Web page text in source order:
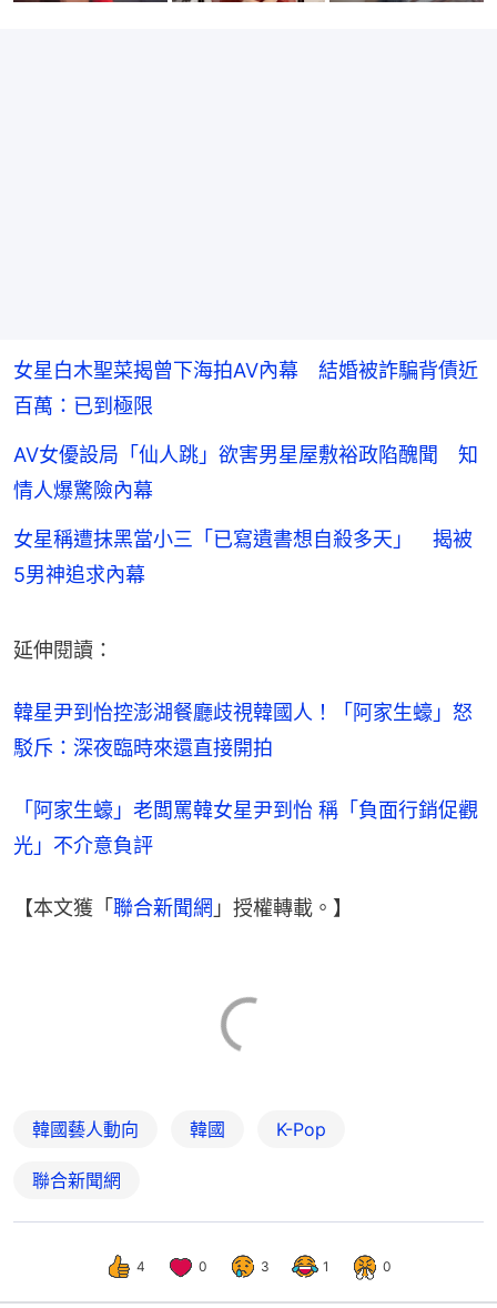
女星白木聖菜揭曾下海拍AV內幕 結婚被詐騙背債近
百萬：已到極限
AV女優設局「仙人跳」欲害男星屋敷裕政陷醜聞 知
情人爆驚險內幕
女星稱遭抹黑當小三「已寫遺書想自殺多天」 揭被
5男神追求內幕
延伸閱讀：
韓星尹到怡控澎湖餐廳歧視韓國人！「阿家生蠔」怒
駁斥：深夜臨時來還直接開拍
「阿家生蠔」老闆罵韓女星尹到怡 稱「負面行銷促觀
光」不介意負評
【本文獲「 聯合新聞網 」授權轉載。】
韓國藝人動向 韓國 K-Pop
聯合新聞網
4 0 3 1 0